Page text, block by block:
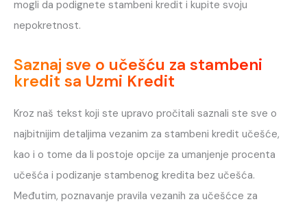
mogli da podignete stambeni kredit i kupite svoju
nepokretnost.
Saznaj sve o učešću za stambeni
kredit sa Uzmi Kredit
Kroz naš tekst koji ste upravo pročitali saznali ste sve o
najbitnijim detaljima vezanim za stambeni kredit učešće,
kao i o tome da li postoje opcije za umanjenje procenta
učešća i podizanje stambenog kredita bez učešća.
Međutim, poznavanje pravila vezanih za učešćce za